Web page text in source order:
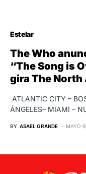
Estelar
The Who
“The Song is
gira The North
ATLANTIC CITY –
ÁNGELES– MIAMI –
BY ASAEL GRANDE MAYO